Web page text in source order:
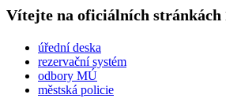
Vítejte na oficiálních stránkách
úřední deska
rezervační systém
odbory MÚ
městská policie